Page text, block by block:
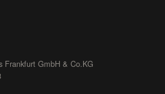
Frankfurt GmbH & Co.KG